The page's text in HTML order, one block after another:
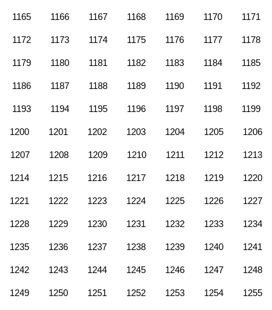
1165 1166 1167 1168 1169 1170 1171
1172 1173 1174 1175 1176 1177 1178
1179 1180 1181 1182 1183 1184 1185
1186 1187 1188 1189 1190 1191 1192
1193 1194 1195 1196 1197 1198 1199
1200 1201 1202 1203 1204 1205 1206
1207 1208 1209 1210 1211 1212 1213
1214 1215 1216 1217 1218 1219 1220
1221 1222 1223 1224 1225 1226 1227
1228 1229 1230 1231 1232 1233 1234
1235 1236 1237 1238 1239 1240 1241
1242 1243 1244 1245 1246 1247 1248
1249 1250 1251 1252 1253 1254 1255